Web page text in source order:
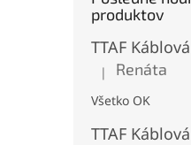
produktov
Hodnotenie
| Renáta
Všetko OK